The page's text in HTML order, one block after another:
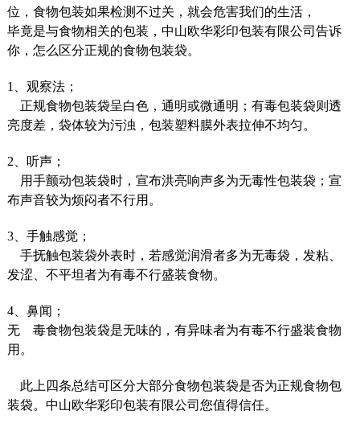
位，食物包装如果检测不过关，就会危害我们的生活，
毕竟是与食物相关的包装， 中山欧华彩印包装有限公司 告诉
你，怎么区分正规的食物包装袋。
1、观察法；
正规食物包装袋呈白色，通明或微通明；有毒包装袋则透
亮度差，袋体较为污浊，包装塑料膜外表拉伸不均匀。
2、听声；
用手颤动包装袋时，宣布洪亮响声多为无毒性包装袋；宣
布声音较为烦闷者不行用。
3、手触感觉；
手抚触包装袋外表时，若感觉润滑者多为无毒袋，发粘、
发涩、不平坦者为有毒不行盛装食物。
4、鼻闻；
无 毒食物包装袋是无味的，有异味者为有毒不行盛装食物
用。
此上四条总结可区分大部分食物包装袋是否为正规食物包
装袋。中山欧华彩印包装有限公司您值得信任。